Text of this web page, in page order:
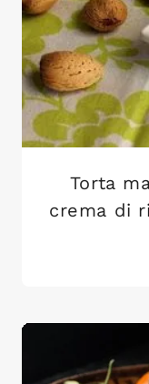
Torta
crema di